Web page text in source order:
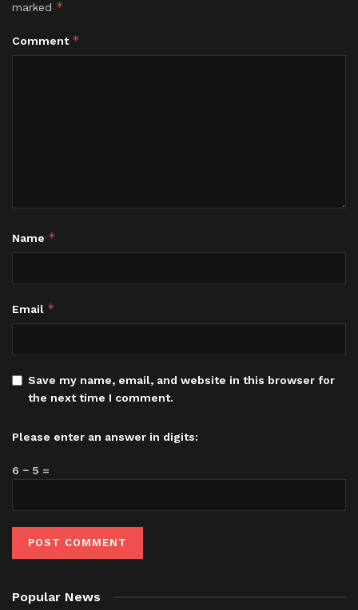
marked *
Comment *
Name *
Email *
Save my name, email, and website in this browser for
the next time I comment.
Please enter an answer in digits:
6 − 5 =
Popular News